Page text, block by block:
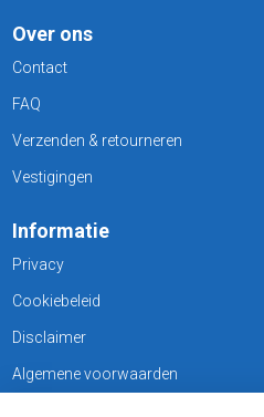
Over ons
Contact
FAQ
Verzenden & retourneren
Vestigingen
Informatie
Privacy
Cookiebeleid
Disclaimer
Algemene voorwaarden